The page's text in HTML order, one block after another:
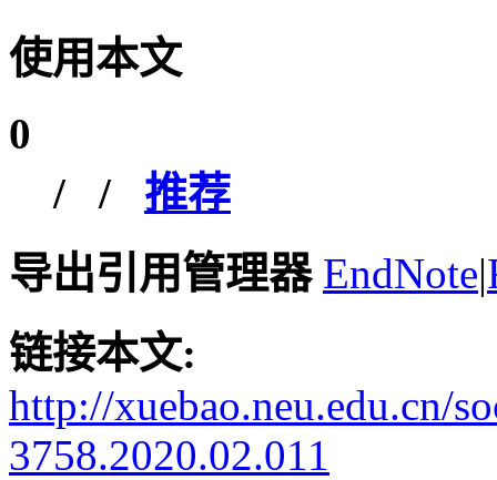
使用本文
0
/ / 推荐
导出引用管理器 EndNote|
链接本文:
http://xuebao.neu.edu.cn/
3758.2020.02.011